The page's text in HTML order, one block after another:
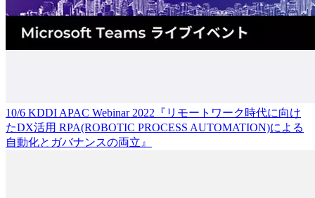
10/6 KDDI APAC Webinar 2022『リモートワーク時代に向け
たDX活用 RPA(ROBOTIC PROCESS AUTOMATION)による
自動化とガバナンスの両立』